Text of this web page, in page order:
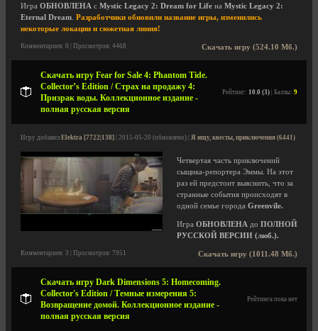
Игра ОБНОВЛЕНА с Mystic Legacy 2: Dream for Life на Mystic Legacy 2:
Eternal Dream Разработчики обновили название игры, изменились
некоторые локации и сюжетная линия!
Скачать игру (524.10 Мб.)
Комментариев: 0 | Просмотров: 4468
Скачать игру Fear for Sale 4: Phantom Tide.
Collector’s Edition / Страх на продажу 4:
Призрак воды. Коллекционное издание -
полная русская версия
Рейтинг: 10.0 (3) | Баллы: 9
Игру добавил Elektra [7722|138] | 2015-05-20 (обновлено) | Я ищу, квесты, приключения (6441)
Четвертая часть приключений
сыщика-репортера Эммы. На этот
раз ей предстоит выяснить, что за
странные события происходят в
одной семье города Greenvile.
Игра ОБНОВЛЕНА до ПОЛНОЙ
РУССКОЙ ВЕРСИИ (люб.).
Скачать игру (1011.48 Мб.)
Комментариев: 3 | Просмотров: 7951
Скачать игру Dark Dimensions 5: Homecoming.
Collector's Edition / Темные измерения 5:
Возвращение домой. Коллекционное издание -
полная русская версия
Рейтинга пока нет